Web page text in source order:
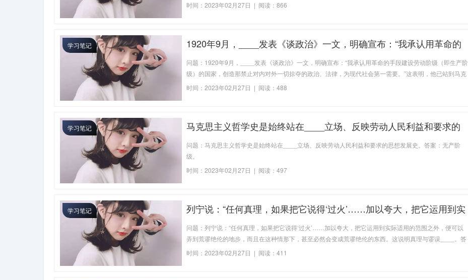
时间：2023年02月27日 | 阅读：866
学习笔记
1920年9月，____发表《谈政治》一文，明确宣布：“我承认用革命的
夺的政治、法律，为现代社会第一需要。”这表明，他已站到马克思主
义立场
问题：1920年9月，____发表《谈政治》一文，明确宣布：“我承认用革命的手段建设劳动阶级（即生产阶
级）的国家，创造那禁止对内对外一切掠夺的政治、法律，为现代社会第一需要。”这表明，他已站到马克
思主义立场上来了。答案：陈独秀。
时间：2023年02月27日 | 阅读：488
学习笔记
马克思主义哲学史是始终站在____立场、反映劳动人民利益和要求的
问题：马克思主义哲学史是始终站在____立场、反映劳动人民利益和要求的思想发展史。答案：无产阶
级。
时间：2023年02月27日 | 阅读：497
学习笔记
列宁说：“任何真理，如果把它说得‘过火’……加以夸大，把它运用到实
甚至必然会变成荒谬绝伦的东西。这说明真理与谬误____
问题：列宁说：“任何真理，如果把它说得‘过火’……加以夸大，把它运用到实际适用的范围之外，便可以
弄到荒谬绝伦的地步，而且在这种情形下，甚至必然会变成荒谬绝伦的东西。这说明真理与谬误____。答
案：相对对立。
时间：2023年02月27日 | 阅读：411